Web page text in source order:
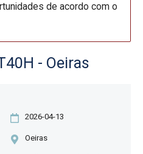
de acordo com o
- Oeiras
2026-04-13
Oeiras